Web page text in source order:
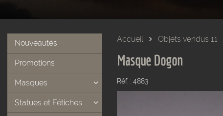
Nouveautés
Promotions
Masques
Statues et Fétiches
Accueil Objets vendus 11
Masque Dogon
Réf. : 4883